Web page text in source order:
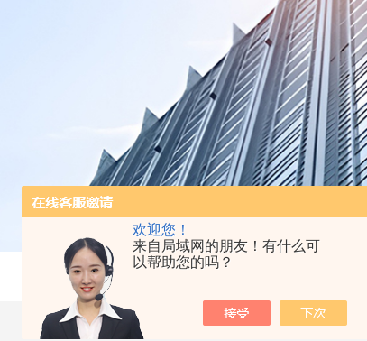
欢迎您！
来自局域网的朋友！有什么可
以帮助您的吗？
当前位置：